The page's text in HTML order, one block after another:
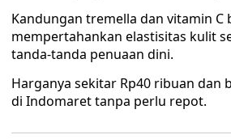
Kandungan tremella dan vitamin C
mempertahankan elastisitas kulit
tanda-tanda penuaan dini.
Harganya sekitar Rp40 ribuan dan
di Indomaret tanpa perlu repot.